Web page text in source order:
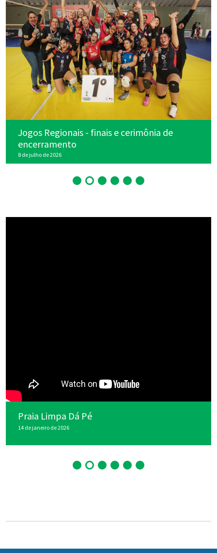
Jogos Regionais - finais e cerimônia de
encerramento
8 de julho de 2026
Praia Limpa Dá Pé
14 de janeiro de 2026